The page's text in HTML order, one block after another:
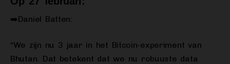
➡️Daniel Batten:
“We zijn nu 3 jaar in het Bitcoin-experiment van
Bhutan. Dat betekent dat we nu robuuste data